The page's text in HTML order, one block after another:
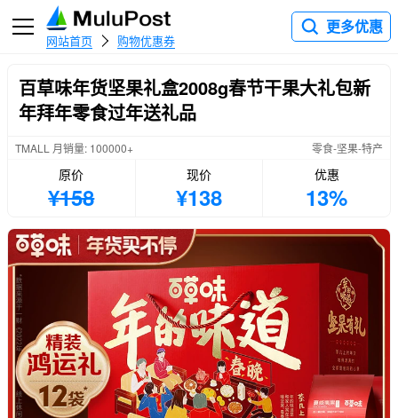
网站首页 购物优惠券
更多优惠
百草味年货坚果礼盒2008g春节干果大礼包新
年拜年零食过年送礼品
TMALL 月销量: 100000+ 零食-坚果-特产
原价
¥158
现价
¥138
优惠
13%